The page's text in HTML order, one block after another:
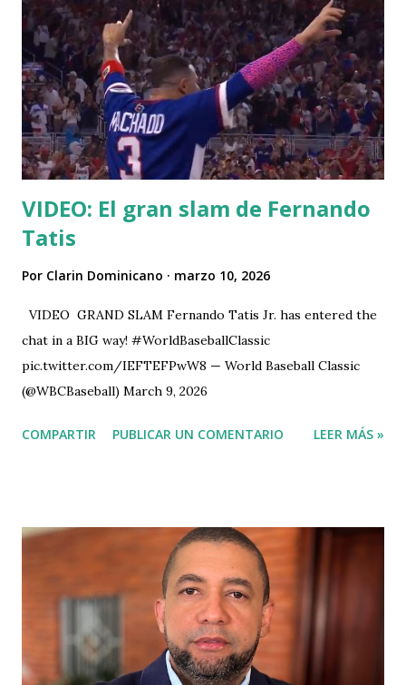
VIDEO: El gran slam de Fernando
Tatis
Por Clarin Dominicano marzo 10, 2026
VIDEO GRAND SLAM Fernando Tatis Jr. has entered the
chat in a BIG way! #WorldBaseballClassic
pic.twitter.com/IEFTEFPwW8 — World Baseball Classic
(@WBCBaseball) March 9, 2026
COMPARTIR PUBLICAR UN COMENTARIO LEER MÁS »